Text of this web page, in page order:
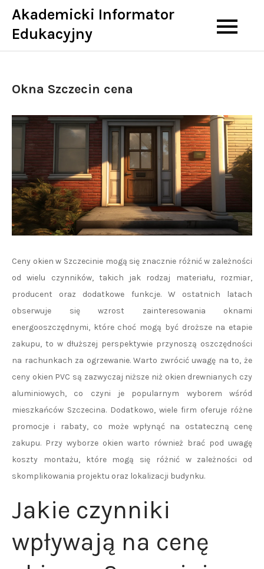
Skip
content
Akademicki Informator
Edukacyjny
Okna Szczecin cena
Ceny okien w Szczecinie mogą się znacznie różnić w zależności
od wielu czynników, takich jak rodzaj materiału, rozmiar,
producent oraz dodatkowe funkcje. W ostatnich latach
obserwuje się wzrost zainteresowania oknami
energooszczędnymi, które choć mogą być droższe na etapie
zakupu, to w dłuższej perspektywie przynoszą oszczędności
na rachunkach za ogrzewanie. Warto zwrócić uwagę na to, że
ceny okien PVC są zazwyczaj niższe niż okien drewnianych czy
aluminiowych, co czyni je popularnym wyborem wśród
mieszkańców Szczecina. Dodatkowo, wiele firm oferuje różne
promocje i rabaty, co może wpłynąć na ostateczną cenę
zakupu. Przy wyborze okien warto również brać pod uwagę
koszty montażu, które mogą się różnić w zależności od
skomplikowania projektu oraz lokalizacji budynku.
Jakie czynniki
wpływają na cenę